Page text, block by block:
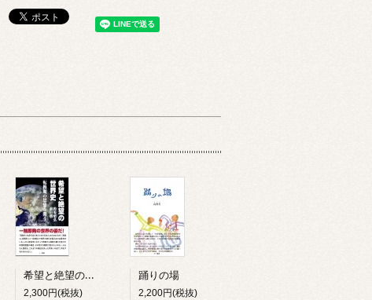
希望と絶望の世界史
2,300円(税抜)
踊りの場
2,200円(税抜)